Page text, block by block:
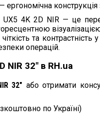
— ергономічна
4K 2D NIR — це
та
операцій.
NIR 32″ в RH.ua
32″ або отримати
по Україні)